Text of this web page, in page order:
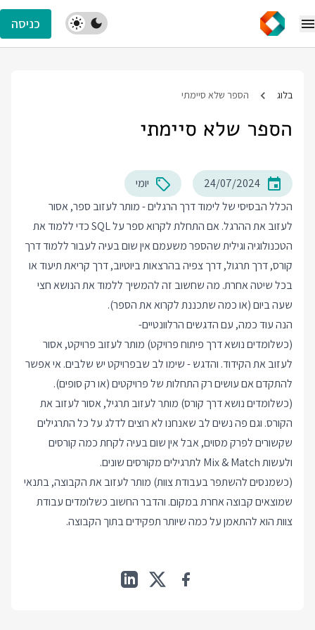
כניסה
בלוג הספר שלא סיימתי
הספר שלא סיימתי
24/07/2024
יומי
הכלל הבסיסי של לימוד דרך הרגלים - מותר לעזוב ספר, אסור
לעזוב את ההרגל. אם התחלת לקרוא ספר על SQL כדי ללמוד את
הטכנולוגיה וגילית שהספר משעמם אין שום בעיה לעבור ללמוד דרך
קורס, דרך תרגול, דרך צפיה בהרצאות ביוטיוב, דרך קריאת תיעוד או
בכל שיטה אחרת. מה שחשוב זה להמשיך ללמוד את הנושא חצי
שעה ביום (או כמה שתכננת לקרוא את הספר).
הנה עוד כמה, עם הדגשים הרלוונטיים-
(כשלומדים נושא דרך פיתוח פרויקט) מותר לעזוב פרויקט, אסור
לעזוב את הקידוד. והדגש - שימו לב שבפרויקט יש שלבים. אי אפשר
להתקדם אם עושים רק התחלות של פרויקטים (או רק סופים).
(כשלומדים נושא דרך קורס) מותר לעזוב תרגיל, אסור לעזוב את
הקורס. וגם פה נשים לב שאנחנו לא רוצים לדלג על כל התרגילים
שקשורים לפרק מסוים, אבל אין שום בעיה לקחת כמה קורסים
ולעשות Mix & Match לתרגילים מקורסים שונים.
(כשמנסים להשתפר בעבודת צוות) מותר לעזוב את הקבוצה, בתנאי
שמוצאים קבוצה אחרת במקום. והדבר החשוב כשלומדים עבודת
צוות הוא להתאמן על כמה שיותר תפקידים בתוך הקבוצה.